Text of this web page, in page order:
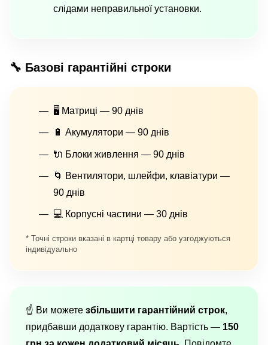
слідами неправильної установки.
🔧 Базові гарантійні строки
🖥 Матриці — 90 днів
🔋 Акумулятори — 90 днів
🔌 Блоки живлення — 90 днів
🌀 Вентилятори, шлейфи, клавіатури —
90 днів
💻 Корпусні частини — 30 днів
* Точні строки вказані в картці товару або узгоджуються
індивідуально
☝️ Ви можете збільшити гарантійний строк,
придбавши додаткову гарантію. Вартість — 150